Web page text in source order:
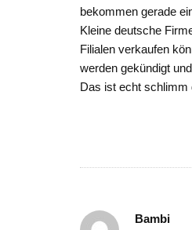
bekommen gerade
Kleine deutsche
Filialen verkaufen
werden gekündigt
Das ist echt schlimm
Bambi